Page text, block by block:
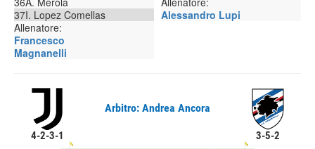
37I. Lopez Comellas
Allenatore:
Francesco
Magnanelli
Alessandro Lupi
4-2-3-1
Arbitro: Andrea Ancora
3-5-2